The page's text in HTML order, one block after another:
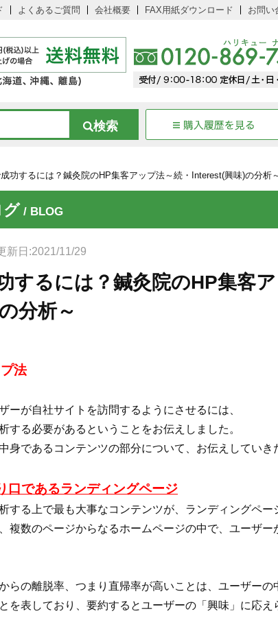
よくあるご質問 会社概要 FAX用紙ダウンロード お問い
功するには？鍼灸院のHP集客アップ法～続・Interest(興味)の分析
グ / BLOG
新日:2021/11/29
するには？鍼灸院のHP集客ア
分析～
法
ーが自社サイトを訪問するようにさせるには、
する必要があるということをお伝えしました。
身であるコンテンツの部分について、お伝えしていき
口であるランディングページ
する上で最も大事なコンテンツが、ランディングペー
複数のページからなるホームページの中で、ユーザー
らの離脱率、つまり直帰率が高いことは、ユーザーの
を表しており、要約するとユーザーの「興味」に応え